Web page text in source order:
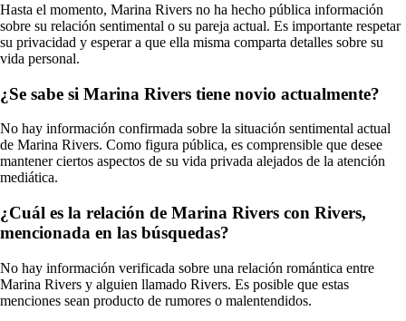
Hasta el momento, Marina Rivers no ha hecho pública información
sobre su relación sentimental o su pareja actual. Es importante respetar
su privacidad y esperar a que ella misma comparta detalles sobre su
vida personal.
¿Se sabe si Marina Rivers tiene novio actualmente?
No hay información confirmada sobre la situación sentimental actual
de Marina Rivers. Como figura pública, es comprensible que desee
mantener ciertos aspectos de su vida privada alejados de la atención
mediática.
¿Cuál es la relación de Marina Rivers con Rivers,
mencionada en las búsquedas?
No hay información verificada sobre una relación romántica entre
Marina Rivers y alguien llamado Rivers. Es posible que estas
menciones sean producto de rumores o malentendidos.